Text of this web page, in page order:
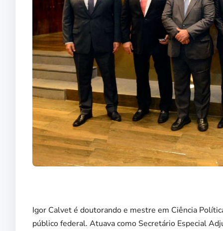
Igor Calvet é doutorando e mestre em Ciência
público federal. Atuava como Secretário Especial